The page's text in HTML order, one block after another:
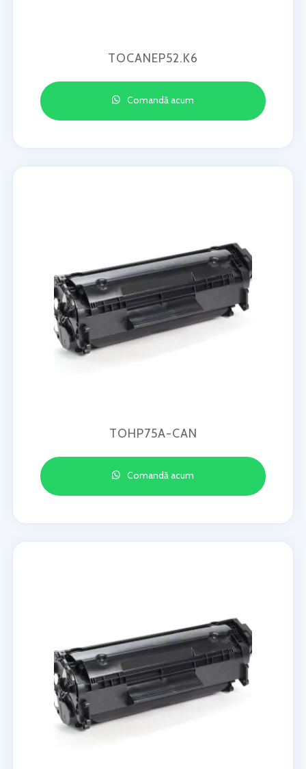
TOCANEP52.K6
Comandă acum
TOHP75A-CAN
Comandă acum